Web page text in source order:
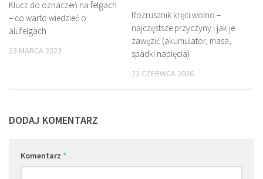
Klucz do oznaczeń na felgach
– co warto wiedzieć o
alufelgach
23 MARCA 2023
Rozrusznik kręci wolno –
najczęstsze przyczyny i jak je
zawęzić (akumulator, masa,
spadki napięcia)
22 CZERWCA 2026
DODAJ KOMENTARZ
Komentarz *